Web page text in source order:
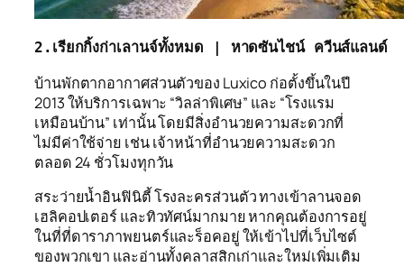
2.เรียกกิ้งก่าเลานจ์ทั้งหมด | หาดซันไชน์ ควีนส์แล
บ้านพักตากอากาศส่วนตัวของ Luxico ก่อตั้งขึ้นในปี
2013 ให้บริการเฉพาะ “วิลล่าพิเศษ” และ “โรงแรม
เหมือนบ้าน” เท่านั้น โดยมีสิ่งอำนวยความสะดวกที่
ไม่มีค่าใช้จ่าย เช่น เจ้าหน้าที่อำนวยความสะดวก
ตลอด 24 ชั่วโมงทุกวัน
สระว่ายน้ำอินฟินิตี้ โรงละครส่วนตัว ทางเข้าลานจอด
เฮลิคอปเตอร์ และทิวทัศน์มากมาย หากคุณต้องการอยู่
ในที่ที่ดาราภาพยนตร์และร็อคอยู่ ให้เข้าไปที่เว็บไซต์
ของพวกเขา และอ่านทั้งคลาสสิกเก่าและใหม่เพิ่มเติม